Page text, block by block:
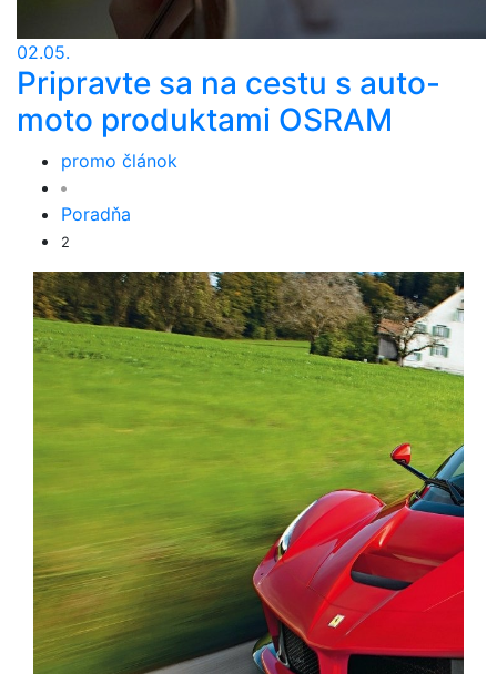
02.05.
Pripravte sa na cestu s auto-
moto produktami OSRAM
promo článok
Poradňa
2